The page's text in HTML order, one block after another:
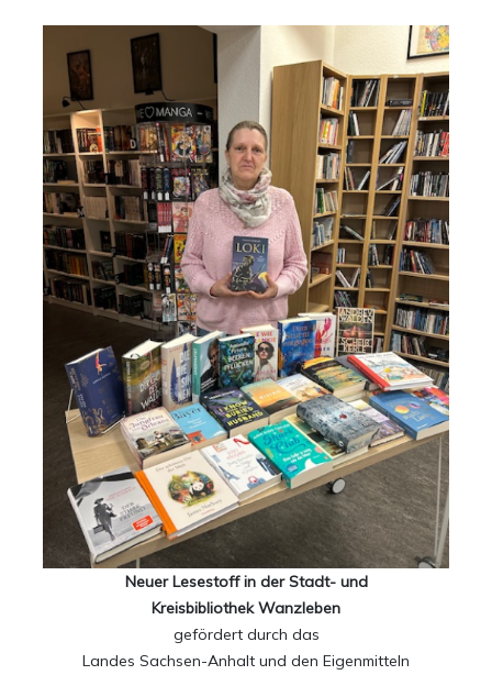
Neuer Lesestoff in der Stadt- und
Kreisbibliothek Wanzleben
gefördert durch das
Landes Sachsen-Anhalt und den Eigenmitteln